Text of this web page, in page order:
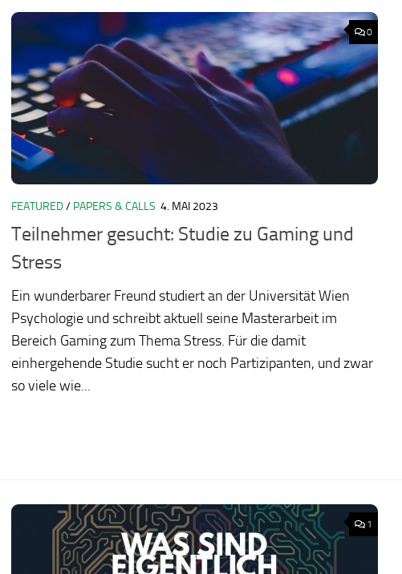
0
FEATURED/ PAPERS & CALLS 4. MAI 2023
Teilnehmer gesucht: Studie zu Gaming und
Stress
Ein wunderbarer Freund studiert an der Universität Wien
Psychologie und schreibt aktuell seine Masterarbeit im
Bereich Gaming zum Thema Stress. Für die damit
einhergehende Studie sucht er noch Partizipanten, und zwar
so viele wie...
1